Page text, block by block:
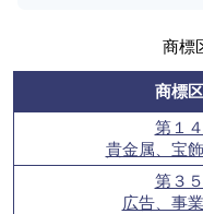
商標
商標
第１
貴金属、宝
第３
広告、事